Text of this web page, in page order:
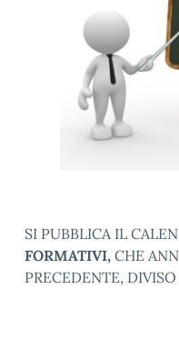
SI PUBBLICA IL
FORMATIVI, CHE
PRECEDENTE,